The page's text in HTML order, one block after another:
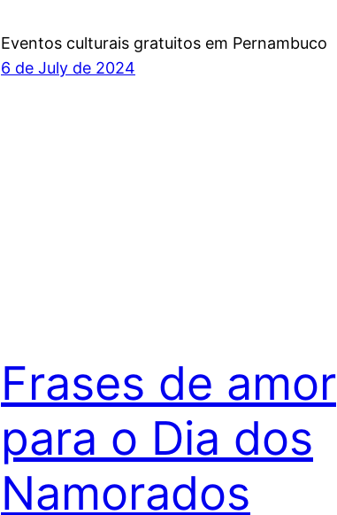
Eventos culturais gratuitos em Pernambuco
6 de July de 2024
Frases de amor
para o Dia dos
Namorados